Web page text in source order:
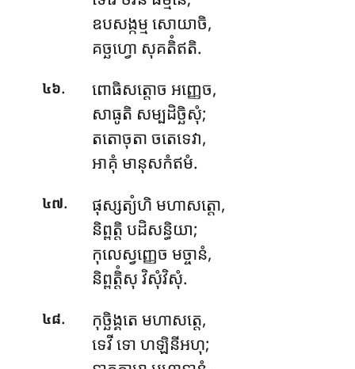
ឧបសង្កម្ម សោយាចិ,
គច្ឆហ្វោ សុគតិំឥតិ.
៤៦.
ពោធិសត្តោច អញ្ញេច,
សាធូតិ សម្បដិច្ឆិសុំ;
តតោចុតា ចតេទេវា,
អាគុំ មានុសកំឥមំ.
៤៧. ផុស្សត្យំហិ មហាសត្តោ,
និព្ពត្តិ បដិសន្ធិយា;
កុលេស្វញ្ញេច មច្ចានំ,
និព្ពត្តិំសុ វិសុំវិសុំ.
៤៨.
កុច្ឆិង្គតេ មហាសត្តេ,
ទេវី ទោ ហឡិនីអហុ;